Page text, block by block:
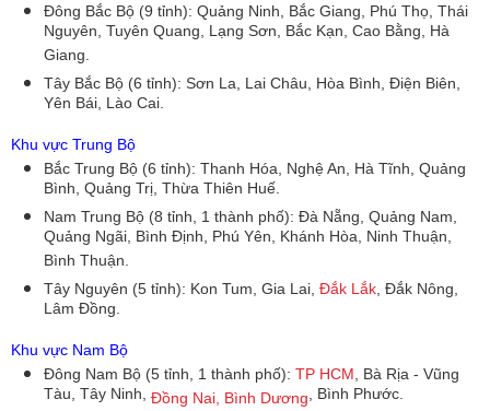
Đông Bắc Bộ (9 tỉnh): Quảng Ninh, Bắc Giang, Phú Thọ, Thái
Nguyên, Tuyên Quang, Lạng Sơn, Bắc Kạn, Cao Bằng, Hà
Giang.
Tây Bắc Bộ (6 tỉnh): Sơn La, Lai Châu, Hòa Bình, Điện Biên,
Yên Bái, Lào Cai.
Khu vực Trung Bộ
Bắc Trung Bộ (6 tỉnh): Thanh Hóa, Nghệ An, Hà Tĩnh, Quảng
Bình, Quảng Trị, Thừa Thiên Huế.
Nam Trung Bộ (8 tỉnh, 1 thành phố): Đà Nẵng, Quảng Nam,
Quảng Ngãi, Bình Định, Phú Yên, Khánh Hòa, Ninh Thuận,
Bình Thuận.
Tây Nguyên (5 tỉnh): Kon Tum, Gia Lai, Đắk Lắk, Đắk Nông,
Lâm Đồng.
Khu vực Nam Bộ
Đông Nam Bộ (5 tỉnh, 1 thành phố): TP HCM, Bà Rịa - Vũng
Tàu, Tây Ninh, Đồng Nai, Bình Dương, Bình Phước.